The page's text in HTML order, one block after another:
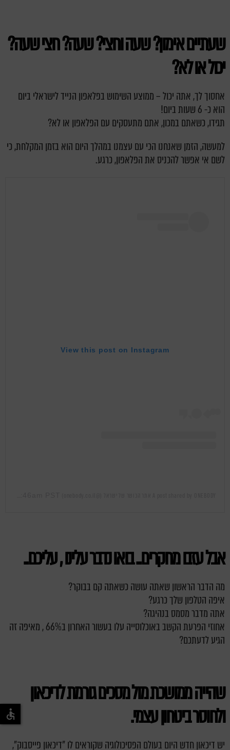
שעתיים אימון? שעה וחצי? שעה? חצי שעה?
יכול או לא?
אחסוך לך, אתה יכול – ממוצע השימוש בפלאפון הנייד לישראלי ביום
הוא כ- 6 שעות ביום!
תגידו, כשאתם במכון, אתם מתעסקים עם הפלאפון או לא?
למעשה, הזמן שאנחנו הכי עם עצמנו במהלך היום הוא בזמן המקלחת, כי
לשם אי אפשר להכניס את הפלאפון, כרגע.
View this post on Instagram
אבל עזבו מחקרים.. בואו נדבר עלינו , עליכם..
מה הדבר הראשון שאתה עושה כשאתה קם בבוקר?
איפה הטלפון שלך כרגע?
אתה מדבר מסמס בנהיגה?
אחוזי הפרעת הקשב באוכלוסייה עלו בעשור האחרון ב66% , מאיפה זה
הגיע לדעתכם?
שהייה ממושכת מול מסכים גורמת לדיכאון
ולחוסר ביטחון עצמי.
יש דיכאון חדש היום בעולם הפסיכולוגיה שקוראים לו "דיכאון פייסבוק",